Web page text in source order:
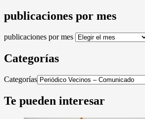
publicaciones por mes
publicaciones por mes
Categorías
Categorías
Te pueden interesar